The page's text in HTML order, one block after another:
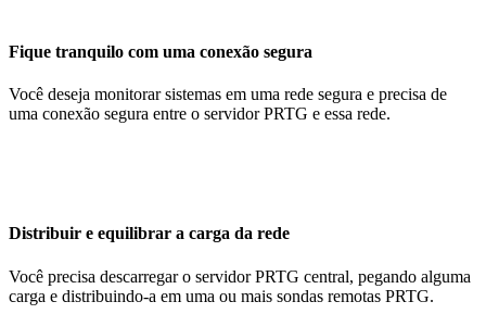
Fique tranquilo com uma conexão segura
Você deseja monitorar sistemas em uma rede segura e precisa de
uma conexão segura entre o servidor PRTG e essa rede.
Distribuir e equilibrar a carga da rede
Você precisa descarregar o servidor PRTG central, pegando alguma
carga e distribuindo-a em uma ou mais sondas remotas PRTG.